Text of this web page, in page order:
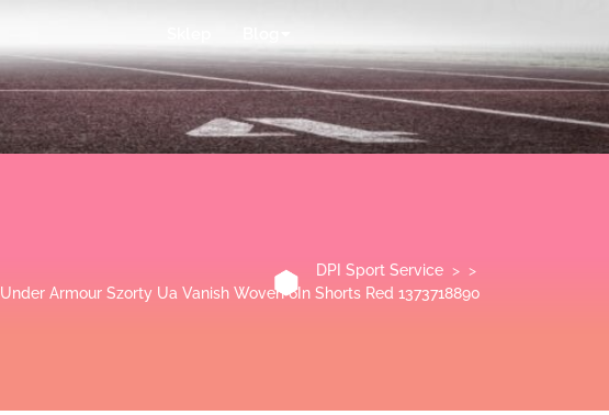
DPI Sport Service > >
Under Armour Szorty Ua Vanish Woven 6In Shorts Red 1373718890